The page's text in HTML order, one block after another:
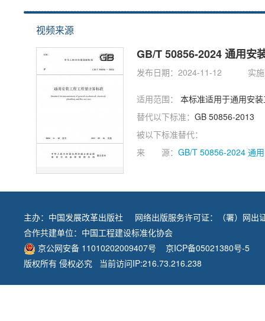
视频来源
GB/T 50856-2024 通用安
发布日期：2024-11-12 实
适用范围：
本标准适用于通用安
替代以下标准： GB 50856-2013
被以下标准替代：
来 源： GB/T 50856-2024 通
主办： 中国发展改革出版社
网络出版服务许可证：（署）网出
合作共建单位： 中国工程建设标准化协会
京公网安备 11010202009407号
京ICP备05021380号-5
版权所有 侵权必究 当前访问IP:216.73.216.238